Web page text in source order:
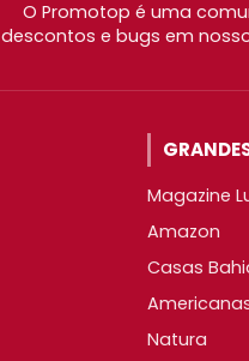
O Promotop é uma
descontos e bugs em
Magazine
Amazon
Casas
Natura